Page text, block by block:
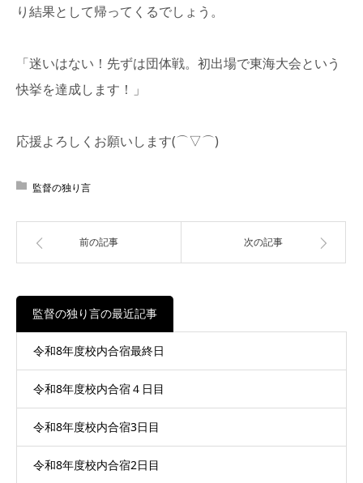
り結果として帰ってくるでしょう。
「迷いはない！先ずは団体戦。初出場で東海大会という
快挙を達成します！」
応援よろしくお願いします(⌒▽⌒)
監督の独り言
前の記事 次の記事
監督の独り言の最近記事
令和8年度校内合宿最終日
令和8年度校内合宿４日目
令和8年度校内合宿3日目
令和8年度校内合宿2日目